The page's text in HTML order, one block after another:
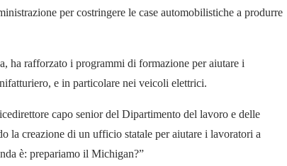
per costringere le case automobilistiche a produrre
ha rafforzato i programmi di formazione per aiutare i
e in particolare nei veicoli elettrici.
capo senior del Dipartimento del lavoro e delle
la creazione di un ufficio statale per aiutare i lavoratori a
è: prepariamo il Michigan?”